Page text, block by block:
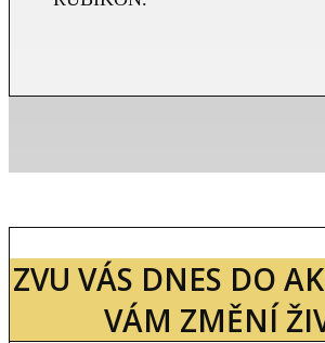
ZVU VÁS DNES DO
VÁM ZMĚNÍ